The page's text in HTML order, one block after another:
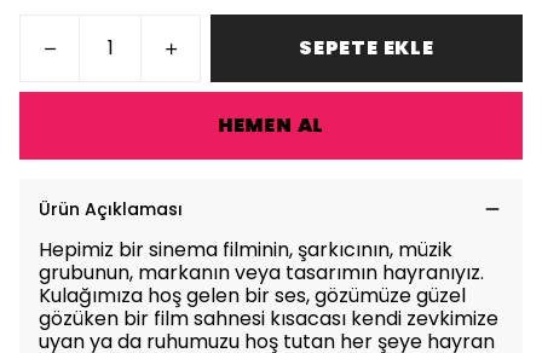
SEPETE EKLE
HEMEN AL
Ürün Açıklaması
Hepimiz bir sinema filminin, şarkıcının, müzik
grubunun, markanın veya tasarımın hayranıyız.
Kulağımıza hoş gelen bir ses, gözümüze güzel
gözüken bir film sahnesi kısacası kendi zevkimize
uyan ya da ruhumuzu hoş tutan her şeye hayran